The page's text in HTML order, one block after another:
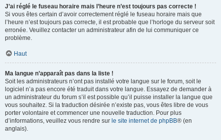
J’ai réglé le fuseau horaire mais l’heure n’est toujours pas correcte !
Si vous êtes certain d’avoir correctement réglé le fuseau horaire mais que
l’heure n’est toujours pas correcte, il est probable que l’horloge du serveur soit
erronée. Veuillez contacter un administrateur afin de lui communiquer ce
problème.
Haut
Ma langue n’apparaît pas dans la liste !
Soit les administrateurs n’ont pas installé votre langue sur le forum, soit le
logiciel n’a pas encore été traduit dans votre langue. Essayez de demander à
un administrateur du forum s’il est possible qu’il puisse installer la langue que
vous souhaitez. Si la traduction désirée n’existe pas, vous êtes libre de vous
porter volontaire et commencer une nouvelle traduction. Pour plus
d’informations, veuillez vous rendre sur le site internet de phpBB® (en
anglais).